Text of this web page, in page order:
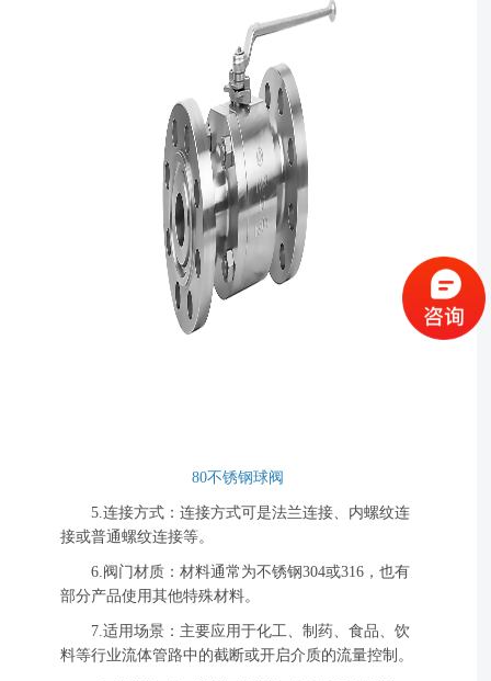
80不锈钢球阀
5.连接方式：连接方式可是法兰连接、内螺纹连
接或普通螺纹连接等。
6.阀门材质：材料通常为不锈钢304或316，也有
部分产品使用其他特殊材料。
7.适用场景：主要应用于化工、制药、食品、饮
料等行业流体管路中的截断或开启介质的流量控制。